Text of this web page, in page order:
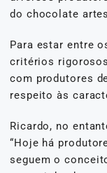
do chocolate
Para estar entre
critérios
com produtores
respeito às
Ricardo, no
“Hoje há
seguem o